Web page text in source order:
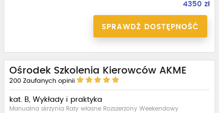
4350 zł
SPRAWDŹ DOSTĘPNOŚĆ
Ośrodek Szkolenia Kierowców AKME
200 Zaufanych opinii
kat. B, Wykłady i praktyka
Manualna skrzynia Raty własne Rozszerzony Weekendowy